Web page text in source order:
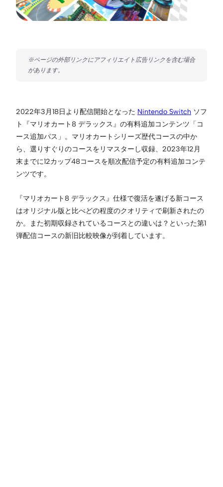
2022年3月18日より配信開始となった Nintendo Switch ソフ
ト『マリオカート8 デラックス』の有料追加コンテンツ「コ
ース追加パス」。マリオカートシリーズ歴代コースの中か
ら、選りすぐりのコースをリマスターし収録、2023年12月
末までに12カップ48コースを順次配信予定の有料追加コンテ
ンツです。
『マリオカート8 デラックス』仕様で復活を遂げる新コース
はオリジナル版と比べどの程度のクオリティで刷新されたの
か。また初期収録されているコースとの違いは？といった第1
弾配信コースの新旧比較映像が到着しています。